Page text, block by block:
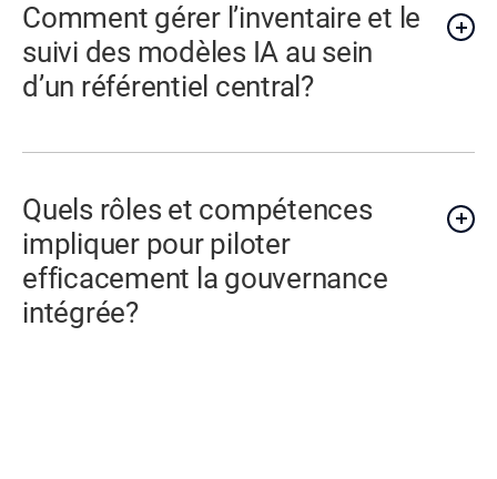
Comment gérer l’inventaire et le
suivi des modèles IA au sein
d’un référentiel central?
Quels rôles et compétences
impliquer pour piloter
efficacement la gouvernance
intégrée?